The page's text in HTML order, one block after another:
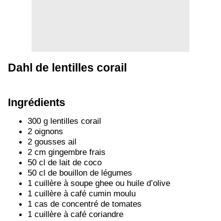
Dahl de lentilles corail
Ingrédients
300 g lentilles corail
2 oignons
2 gousses ail
2 cm gingembre frais
50 cl de lait de coco
50 cl de bouillon de légumes
1 cuillère à soupe ghee ou huile d’olive
1 cuillère à café cumin moulu
1 cas de concentré de tomates
1 cuillère à café coriandre